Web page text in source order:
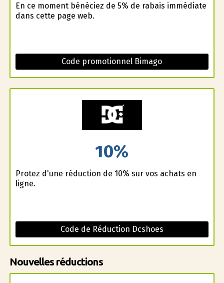
En ce moment bénéficiez de 5% de rabais immédiate
dans cette page web.
Code promotionnel Bimago
10%
Profitez d'une réduction de 10% sur vos achats en
ligne.
Code de Réduction Dcshoes
Nouvelles réductions